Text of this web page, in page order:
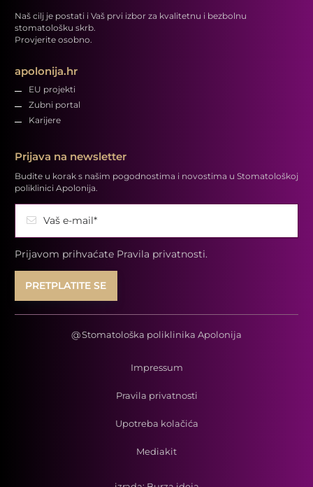
Naš cilj je postati i Vaš prvi izbor za kvalitetnu i bezbolnu
stomatološku skrb.
Provjerite osobno.
apolonija.hr
EU projekti
Zubni portal
Karijere
Prijava na newsletter
Budite u korak s našim pogodnostima i novostima u Stomatološkoj
poliklinici Apolonija.
Vaš e-mail*
Prijavom prihvaćate Pravila privatnosti.
@Stomatološka poliklinika Apolonija
Impressum
Pravila privatnosti
Upotreba kolačića
Mediakit